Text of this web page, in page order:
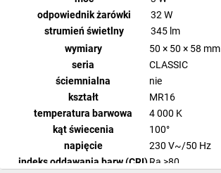
odpowiednik żarówki
32 W
strumień świetlny
345 lm
wymiary
50 × 50 × 58 mm
seria
CLASSIC
ściemnialna
nie
kształt
MR16
temperatura barwowa
4 000 K
kąt świecenia
100°
napięcie
230 V~/50 Hz
indeks oddawania barw (CRI)Ra >80